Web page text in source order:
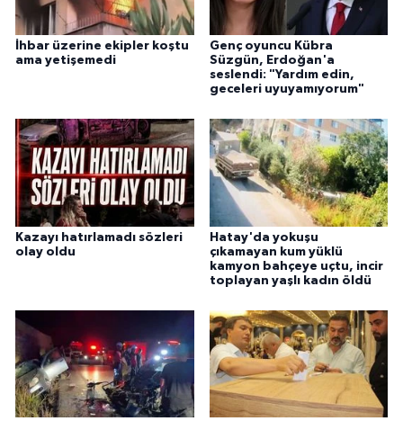
İhbar üzerine ekipler koştu
ama yetişemedi
Genç oyuncu Kübra
Süzgün, Erdoğan'a
seslendi: "Yardım edin,
geceleri uyuyamıyorum"
Kazayı hatırlamadı sözleri
olay oldu
Hatay'da yokuşu
çıkamayan kum yüklü
kamyon bahçeye uçtu, incir
toplayan yaşlı kadın öldü